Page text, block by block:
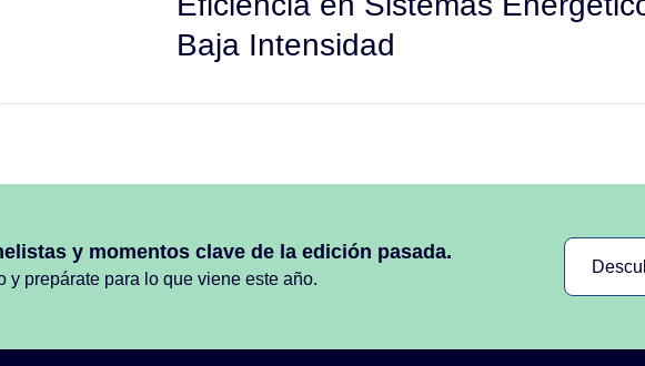
Baja Intensidad
y momentos clave de la edición pasada.
y prepárate para lo que viene este año.